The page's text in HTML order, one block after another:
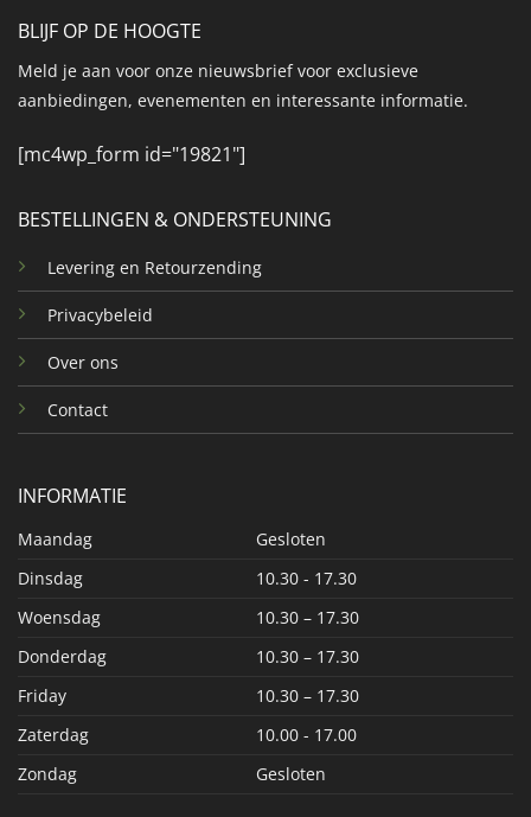
BESTELLINGEN & ONDERSTEUNING
Levering en Retourzending
Privacybeleid
Over ons
Contact
INFORMATIE
Maandag
Gesloten
Dinsdag
10.30 - 17.30
Woensdag
10.30 – 17.30
Donderdag
10.30 – 17.30
Friday
10.30 – 17.30
Zaterdag
10.00 - 17.00
Zondag
Gesloten
BLIJF OP DE HOOGTE
Meld je aan voor onze nieuwsbrief voor exclusieve
aanbiedingen, evenementen en interessante informatie.
[mc4wp_form id="19821"]